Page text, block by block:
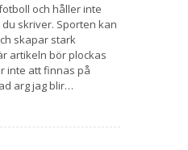
och håller inte
skriver. Sporten kan
skapar stark
artikeln bör plockas
inte att finnas på
arg jag blir…